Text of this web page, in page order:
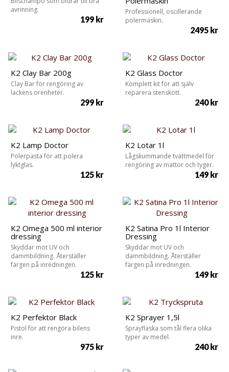
avrinning.
199 kr
Professionell, oscillerande
polermaskin.
2495 kr
K2 Clay Bar 200g
Clay Bar för rengöring av
lackens orenheter.
299 kr
K2 Glass Doctor
Komplett kit för att själv
reparera stenskott.
240kr
K2 Lamp Doctor
Polerpasta för att polera
lyktglas.
125 kr
K2 Lotar 1l
Lågskummande tvättmedel för
rengöring av mattor och tyger.
149 kr
K2 Omega 500 ml interior
dressing
Skyddar mot UV och
dammbildning. Återställer
färgen på inredningen.
125 kr
K2 Satina Pro 1l Interior
Dressing
Skyddar mot UV och
dammbildning. Återställer
färgen på inredningen.
149 kr
K2 Perfektor Black
Pistol för att rengöra bilens
inre.
975 kr
K2 Sprayer 1,5l
Sprayflaska som tål flera olika
typer av medel.
240kr